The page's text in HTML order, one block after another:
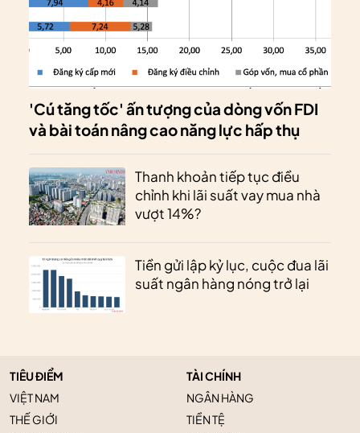
'Cú tăng tốc' ấn tượng của dòng vốn FDI
và bài toán nâng cao năng lực hấp thụ
Thanh khoản tiếp tục điều
chỉnh khi lãi suất vay mua nhà
vượt 14%?
Tiền gửi lập kỷ lục, cuộc đua lãi
suất ngân hàng nóng trở lại
TIÊU ĐIỂM
VIỆT NAM
THẾ GIỚI
TÀI CHÍNH
NGÂN HÀNG
TIỀN TỆ